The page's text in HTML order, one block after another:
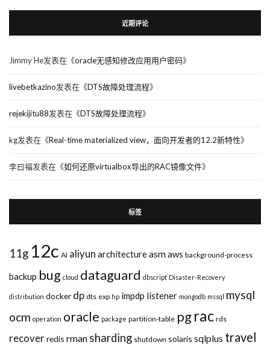
近期评论
Jimmy He发表在《oracle无感知修改应用用户密码》
livebetkazino发表在《DTS故障处理流程》
rejekijitu88发表在《DTS故障处理流程》
kg发表在《Real-time materialized view，面向开发者的12.2新特性》
李曰福发表在《如何还原virtualbox导出的RAC镜像文件》
标签
11g 12c AI aliyun architectureasmaws background-process
backup bug cloud dataguard dbscript Disaster-Recovery
distribution docker dp dts exp hp impdp listener mongodb mssql mysql
ocm operation oracle package partition-table pgrac rds
recover redis rman sharding shutdown solaris sqlplus travel